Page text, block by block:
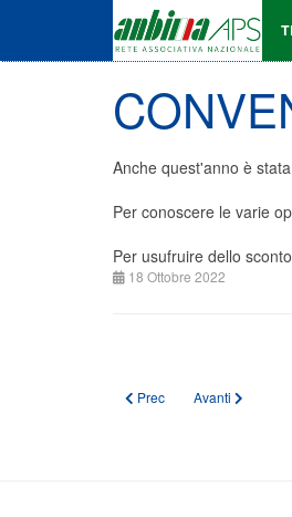
Anche quest'anno è
Per conoscere le varie
Per usufruire dello
18 Ottobre 2022
Articolo precedente:
Prec Articolo
Avanti